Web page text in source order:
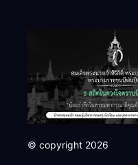
© copyright 2026